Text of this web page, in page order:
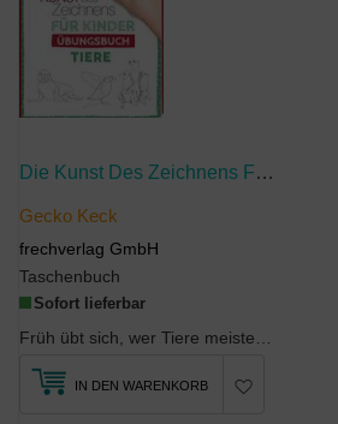
Die Kunst Des Zeichnens Für Kinder Übungsbuch - Tiere
Gecko Keck
frechverlag GmbH
Taschenbuch
Sofort lieferbar
IN DEN WARENKORB